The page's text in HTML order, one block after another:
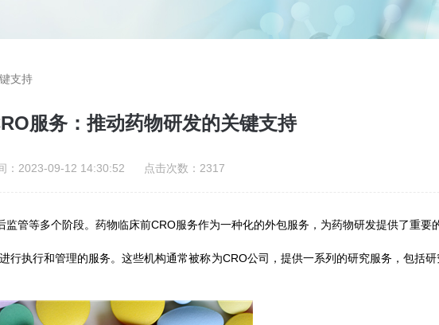
支持
服务：推动药物研发的关键支持
：2023-09-12 14:30:52 点击次数：2317
等多个阶段。药物临床前CRO服务作为一种化的外包服务，为药物研发提供了重要
行执行和管理的服务。这些机构通常被称为CRO公司，提供一系列的研究服务，包括